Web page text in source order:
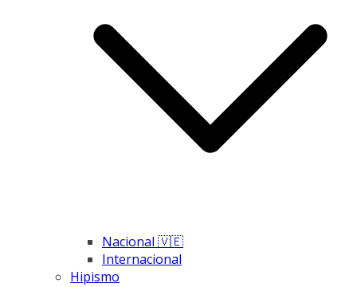
Nacional 🇻🇪
Internacional
Hipismo